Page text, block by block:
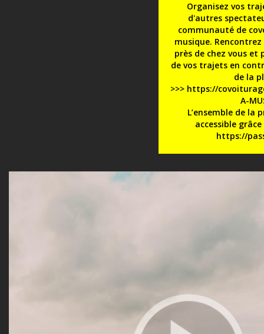
Organisez vos
d'autres
communauté de
musique.
près de chez vous et
de vos trajets en
de la
>>> https://
A-
L’ensemble de
accessible
https://